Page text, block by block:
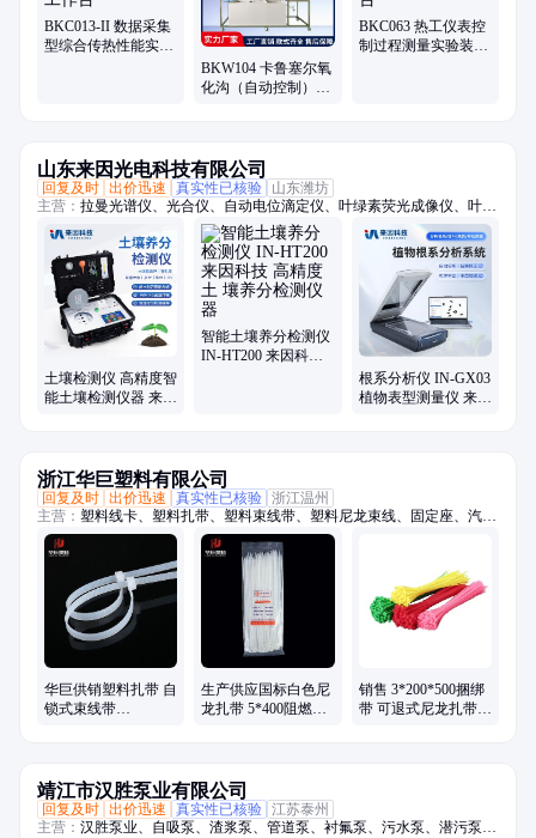
BKC013-II 数据采集
型综合传热性能实验
BKW104 卡鲁塞尔氧
化沟（自动控制）实
BKC063 热工仪表控
制过程测量实验装置
山东来因光电科技有限公司
回复及时 出价迅速 真实性已核验
山东潍坊
主营： 拉曼光谱仪、光合仪、自动电位滴定仪、叶绿素荧光成像仪、叶绿
素荧光仪、土壤养分检测仪、土壤肥料养分检测仪、土壤重金属检测仪、
MBS微生物检测仪、植物冠层分析仪、根系分析仪、植被覆盖度测量仪、
全自动数粒仪、大米外观品质检测仪、大米加工精度测定仪、树木年轮分
析仪、玉米考种分析仪、植物表型成像系统、考种分析仪、水果表型分析
仪、全自动菌落计数仪、微波消解仪、株高测量仪、小麦表型分析系统、
植物水势测定仪
土壤检测仪 高精度智
能土壤检测仪器 来因
智能土壤养分检测仪
IN-HT200 来因科技
根系分析仪 IN-GX03
植物表型测量仪 来因
浙江华巨塑料有限公司
回复及时 出价迅速 真实性已核验 浙江温州
主营： 塑料线卡、塑料扎带、塑料束线带、塑料尼龙束线、固定座、汽车
扎带、尼龙扎带、钢钉线卡、电线线卡、包装扎带、管卡线卡、电线挂
牌、电线固定卡、捆绑扎线带、不锈钢扎带、电缆标示牌、网线固定卡、
白色捆绑扎带、红绿黑白扎带
华巨供销塑料扎带 自
锁式束线带
生产供应国标白色尼
龙扎带 5*400阻燃塑
销售 3*200*500捆绑
带 可退式尼龙扎带
靖江市汉胜泵业有限公司
回复及时 出价迅速 真实性已核验 江苏泰州
主营： 汉胜泵业、自吸泵、渣浆泵、管道泵、衬氟泵、污水泵、潜污泵、